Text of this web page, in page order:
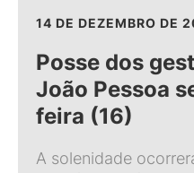
14 DE DEZEMBRO DE
Posse dos
João Pessoa
feira (16)
A solenidade